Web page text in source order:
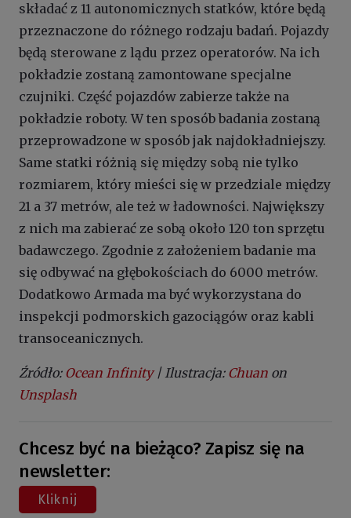
składać z 11 autonomicznych statków, które będą
przeznaczone do różnego rodzaju badań. Pojazdy
będą sterowane z lądu przez operatorów. Na ich
pokładzie zostaną zamontowane specjalne
czujniki. Część pojazdów zabierze także na
pokładzie roboty. W ten sposób badania zostaną
przeprowadzone w sposób jak najdokładniejszy.
Same statki różnią się między sobą nie tylko
rozmiarem, który mieści się w przedziale między
21 a 37 metrów, ale też w ładowności. Największy
z nich ma zabierać ze sobą około 120 ton sprzętu
badawczego. Zgodnie z założeniem badanie ma
się odbywać na głębokościach do 6000 metrów.
Dodatkowo Armada ma być wykorzystana do
inspekcji podmorskich gazociągów oraz kabli
transoceanicznych.
Źródło: Ocean Infinity | Ilustracja: Chuan on
Unsplash
Chcesz być na bieżąco? Zapisz się na
newsletter:
Kliknij